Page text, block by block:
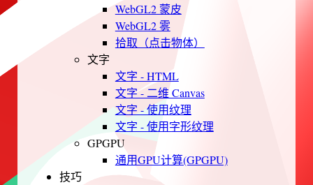
WebGL2 蒙皮
WebGL2 雾
拾取（点击物体）
文字
文字 - HTML
文字 - 二维 Canvas
文字 - 使用纹理
文字 - 使用字形纹理
GPGPU
通用GPU计算(GPGPU)
技巧